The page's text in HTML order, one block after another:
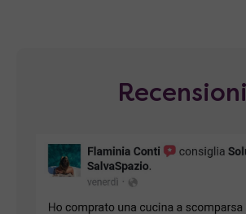
Recensioni